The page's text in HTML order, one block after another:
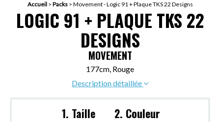
Accueil> Packs> Movement - Logic 91 + Plaque TKS 22 Designs
LOGIC 91 + PLAQUE TKS 22
DESIGNS
MOVEMENT
177cm, Rouge
Description détaillée
1. Taille 2. Couleur